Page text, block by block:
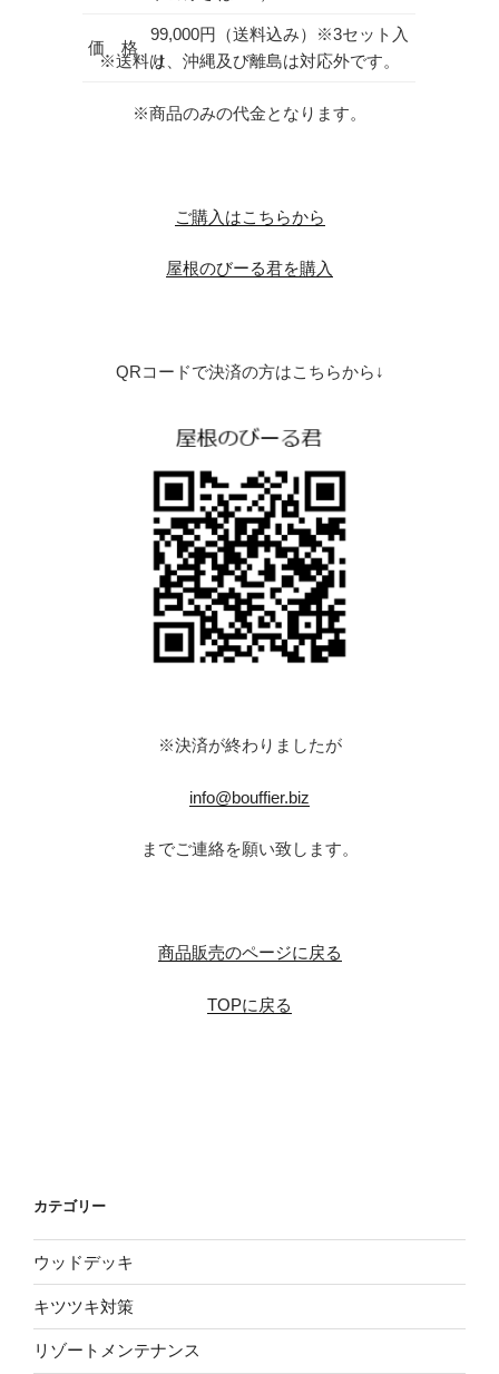
価 格
99,000円（送料込み）※3セット入
り
※送料は、沖縄及び離島は対応外です。
※商品のみの代金となります。
ご購入はこちらから
屋根のびーる君を購入
QRコードで決済の方はこちらから↓
※決済が終わりましたが
info@bouffier.biz
までご連絡を願い致します。
商品販売のページに戻る
TOPに戻る
カテゴリー
ウッドデッキ
キツツキ対策
リゾートメンテナンス